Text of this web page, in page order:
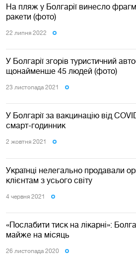
На пляж у Болгарії винесло
ракети (фото)
22 липня 2022
У Болгарії згорів туристичний
щонайменше 45 людей (фото)
23 листопада 2021
У Болгарії за вакцинацію від
смарт-годинник
2 жовтня 2021
Українці нелегально продавали
клієнтам з усього світу
4 червня 2021
«Послабити тиск на лікарні»:
майже на місяць
26 листопада 2020